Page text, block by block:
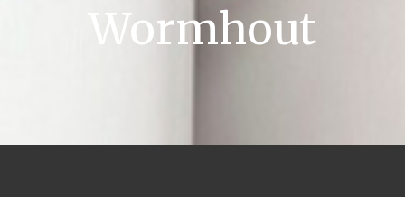
Wormhout